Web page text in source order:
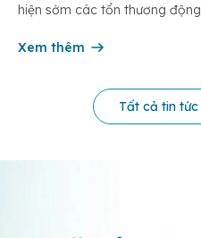
hiện sớm các tổn thương
nguy hiểm. Hiện nay, chụp CT
Xem thêm
Tất cả tin tức